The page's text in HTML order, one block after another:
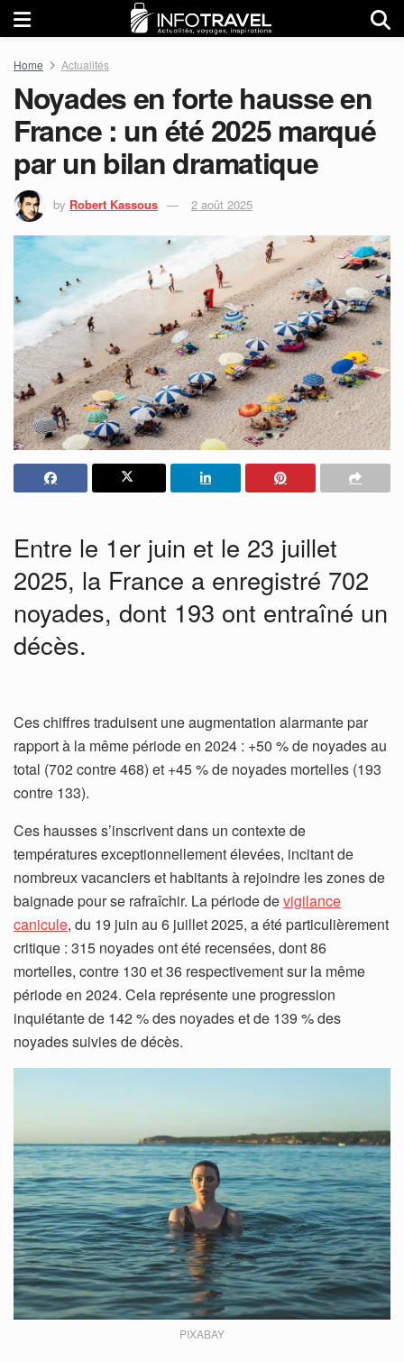
Home Actualités
Noyades en forte hausse en
France : un été 2025 marqué
par un bilan dramatique
by Robert Kassous 2 août 2025
Entre le 1er juin et le 23 juillet
2025, la France a enregistré 702
noyades, dont 193 ont entraîné un
décès.
Ces chiffres traduisent une augmentation alarmante par
rapport à la même période en 2024 : +50 % de noyades au
total (702 contre 468) et +45 % de noyades mortelles (193
contre 133).
Ces hausses s’inscrivent dans un contexte de
températures exceptionnellement élevées, incitant de
nombreux vacanciers et habitants à rejoindre les zones de
baignade pour se rafraîchir. La période devigilance
canicule, du 19 juin au 6 juillet 2025, a été particulièrement
critique : 315 noyades ont été recensées, dont 86
mortelles, contre 130 et 36 respectivement sur la même
période en 2024. Cela représente une progression
inquiétante de 142 % des noyades et de 139 % des
noyades suivies de décès.
PIXABAY